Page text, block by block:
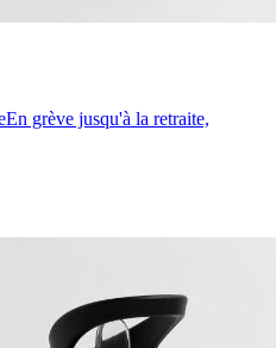
En grève jusqu'à la retraite,